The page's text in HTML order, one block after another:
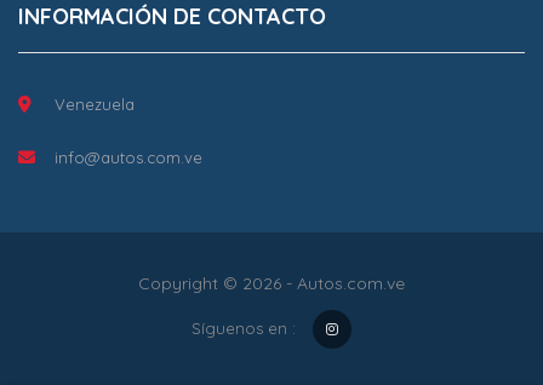
INFORMACIÓN DE CONTACTO
Venezuela
info@autos.com.ve
Copyright © 2026 - Autos.com.ve
Síguenos en :